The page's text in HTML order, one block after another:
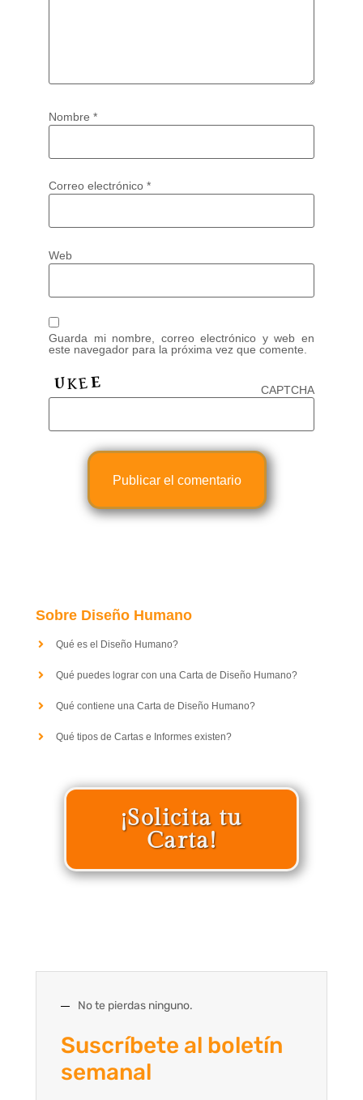
Nombre *
Correo electrónico *
Web
Guarda mi nombre, correo electrónico y web en
este navegador para la próxima vez que comente.
CAPTCHA
Sobre Diseño Humano
Qué es el Diseño Humano?
Qué puedes lograr con una Carta de Diseño Humano?
Qué contiene una Carta de Diseño Humano?
Qué tipos de Cartas e Informes existen?
¡Solicita tu
Carta!
No te pierdas ninguno.
Suscríbete al boletín
semanal